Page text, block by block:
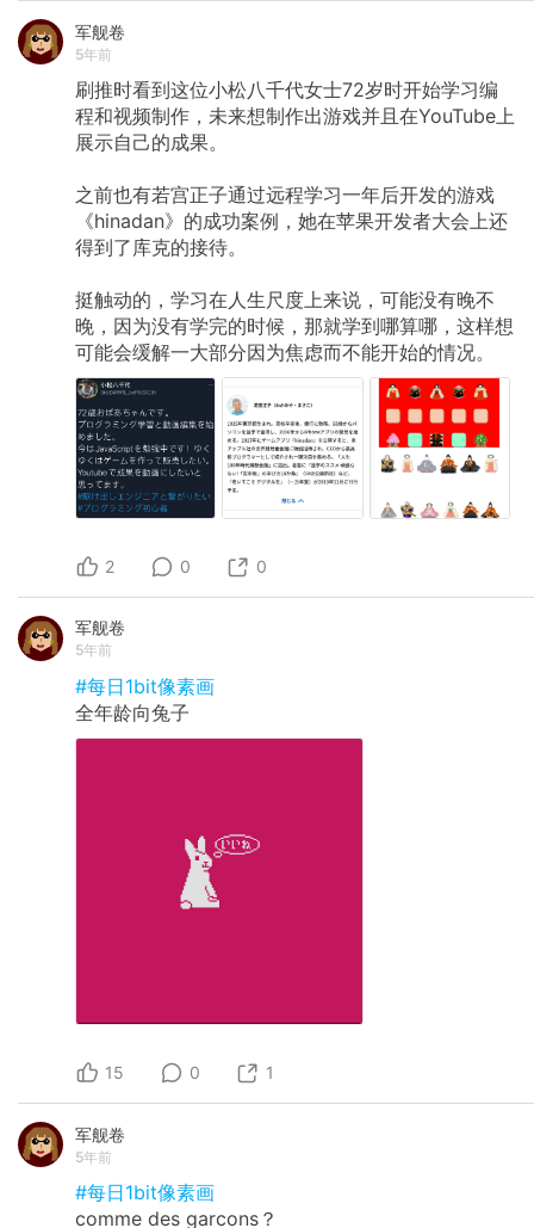
军舰卷
5年前
刷推时看到这位小松八千代女士72岁时开始学习编
程和视频制作，未来想制作出游戏并且在YouTube上
展示自己的成果。
之前也有若宫正子通过远程学习一年后开发的游戏
《hinadan》的成功案例，她在苹果开发者大会上还
得到了库克的接待。
挺触动的，学习在人生尺度上来说，可能没有晚不
晚，因为没有学完的时候，那就学到哪算哪，这样想
可能会缓解一大部分因为焦虑而不能开始的情况。
2 0 0
军舰卷
5年前
#每日1bit像素画
全年龄向兔子
15 0 1
军舰卷
5年前
#每日1bit像素画
comme des garcons？